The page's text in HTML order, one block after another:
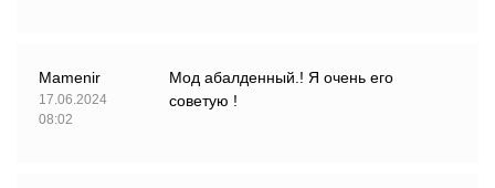
Mamenir
17.06.2024
08:02
Мод абалденный.! Я очень его
советую !